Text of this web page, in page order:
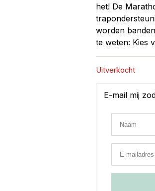
het! De
worden
te weten: Kies
Uitverkocht
E-mail mij